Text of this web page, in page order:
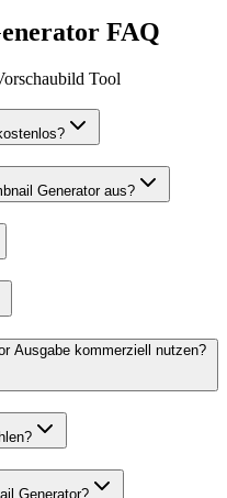
FAQ
Tool
Generator aus?
Ausgabe kommerziell nutzen?
Generator?